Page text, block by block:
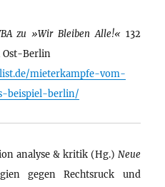
zu »Wir Bleiben Alle!« 132
Ost-Berlin
mieterkampfe-vom-
beispiel-berlin/
analyse & kritik (Hg.) Neue
gegen Rechtsruck und